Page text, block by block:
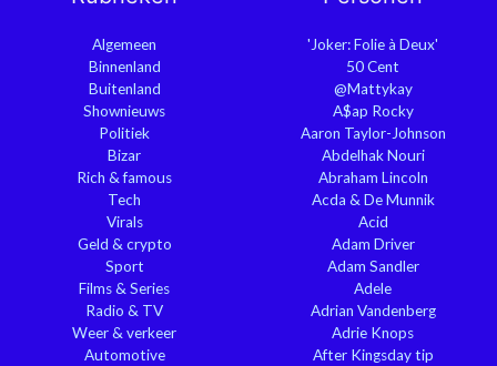
Algemeen
Binnenland
Buitenland
Shownieuws
Politiek
Bizar
Rich & famous
Tech
Virals
Geld & crypto
Sport
Films & Series
Radio & TV
Weer & verkeer
Automotive
'Joker: Folie à Deux'
50 Cent
@Mattykay
A$ap Rocky
Aaron Taylor-Johnson
Abdelhak Nouri
Abraham Lincoln
Acda & De Munnik
Acid
Adam Driver
Adam Sandler
Adele
Adrian Vandenberg
Adrie Knops
After Kingsday tip